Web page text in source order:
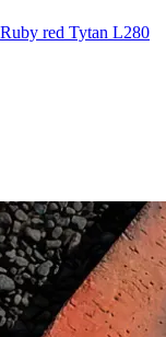
red Tytan L280